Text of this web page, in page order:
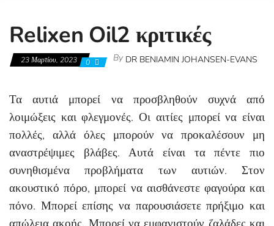
Relixen Oil2 κριτικές
23 Μαρτίου, 2023 0 By DR BENIAMIN JOHANSEN-EVANS
Τα αυτιά μπορεί να προσβληθούν συχνά από
λοιμώξεις και φλεγμονές. Οι αιτίες μπορεί να είναι
πολλές, αλλά όλες μπορούν να προκαλέσουν μη
αναστρέψιμες βλάβες. Αυτά είναι τα πέντε πιο
συνηθισμένα προβλήματα των αυτιών. Στον
ακουστικό πόρο, μπορεί να αισθάνεστε φαγούρα και
πόνο. Μπορεί επίσης να παρουσιάσετε πρήξιμο και